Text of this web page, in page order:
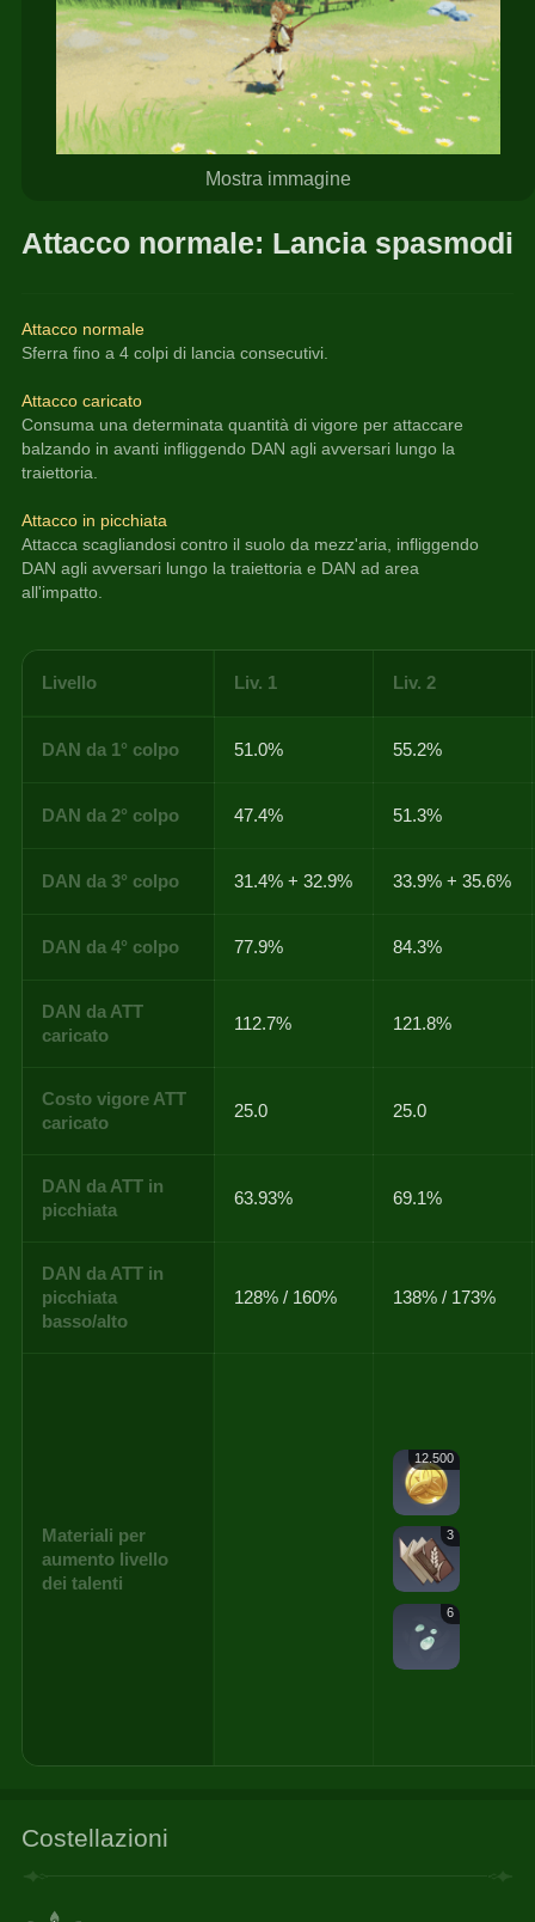
Mostra immagine
Attacco normale: Lancia
Attacco normale
Sferra fino a 4 colpi di lancia consecutivi.
Attacco caricato
Consuma una determinata quantità di vigore per attaccare
balzando in avanti infliggendo DAN agli avversari lungo la
traiettoria.
Attacco in picchiata
Attacca scagliandosi contro il suolo da mezz'aria, infliggendo
DAN agli avversari lungo la traiettoria e DAN ad area
all'impatto.
Livello Liv. 1 Liv. 2
DAN da 1° colpo 51.0% 55.2%
DAN da 2° colpo 47.4% 51.3%
DAN da 3° colpo 31.4% + 32.9% 33.9% + 35.6%
DAN da 4° colpo 77.9% 84.3%
DAN da ATT
caricato
112.7% 121.8%
Costo vigore ATT
caricato
25.0 25.0
DAN da ATT in
picchiata
63.93% 69.1%
DAN da ATT in
picchiata
basso/alto
128% / 160% 138% / 173%
Materiali per
aumento livello
dei talenti
12.500
3
6
Costellazioni